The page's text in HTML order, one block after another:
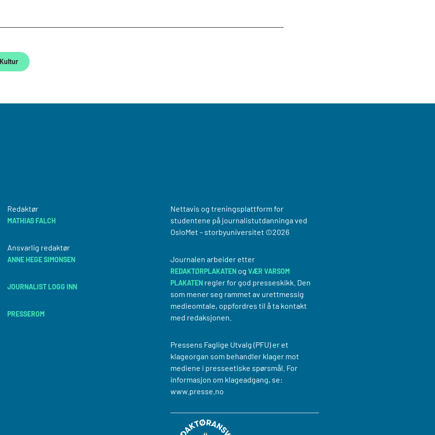
Kultur
Redaktør
MATHIAS FALCH
Ansvarlig redaktør
ANNE HEGE SIMONSEN
JOURNALIST LOGG INN
PRESSEROM
Nettavis og treningsplattform for
studentene på journalistutdanninga ved
OsloMet – storbyuniversitet ©2026
Journalen arbeider etter
REDAKTØRPLAKATENog VÆR VARSOM
PLAKATENregler for god presseskikk. Den
som mener seg rammet av urettmessig
medieomtale, oppfordres til å ta kontakt
med redaksjonen.
Pressens Faglige Utvalg (PFU) er et
klageorgan som behandler klager mot
mediene i presseetiske spørsmål. For
informasjon om klageadgang, se:
www.presse.no